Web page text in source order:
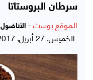
سرطان البروستاتا
الموقع بوست- الأناضول
الخميس, 27 أبريل, 2017 - 08:50 صباحاً